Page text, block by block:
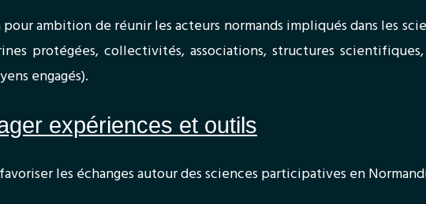
ambition de réunir les acteurs normands impliqués dans les
protégées, collectivités, associations, structures
engagés).
expériences et outils
les échanges autour des sciences participatives en